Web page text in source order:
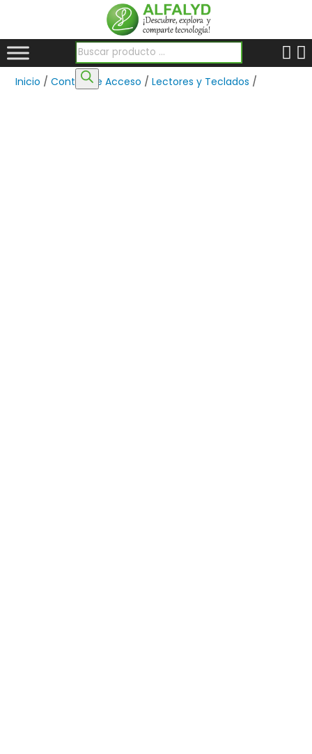
Búsqueda de productos
Inicio /Control de Acceso /Lectores y Teclados /